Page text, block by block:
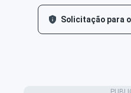
Solicitação para